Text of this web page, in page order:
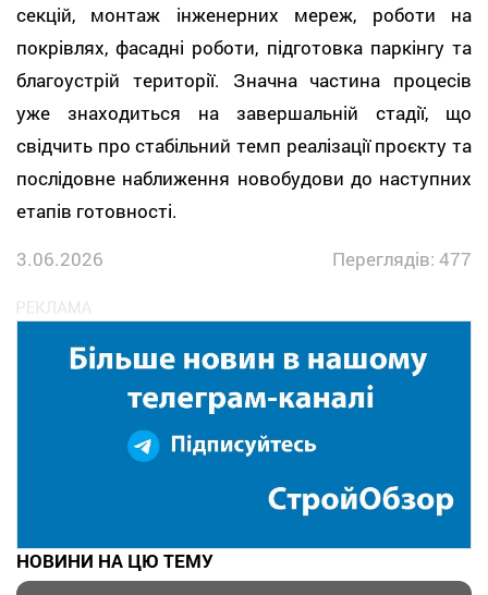
секцій, монтаж інженерних мереж, роботи на
покрівлях, фасадні роботи, підготовка паркінгу та
благоустрій території. Значна частина процесів
уже знаходиться на завершальній стадії, що
свідчить про стабільний темп реалізації проєкту та
послідовне наближення новобудови до наступних
етапів готовності.
3.06.2026
Переглядів: 477
НОВИНИ НА ЦЮ ТЕМУ